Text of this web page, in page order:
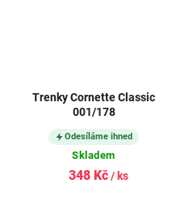
Trenky Cornette Classic
001/178
Odesíláme ihned
Skladem
348 Kč/ ks